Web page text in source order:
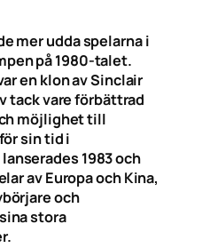
mer udda spelarna i
på 1980-talet.
en klon av Sinclair
tack vare förbättrad
möjlighet till
sin tid i
1983 och
av Europa och Kina,
och
stora